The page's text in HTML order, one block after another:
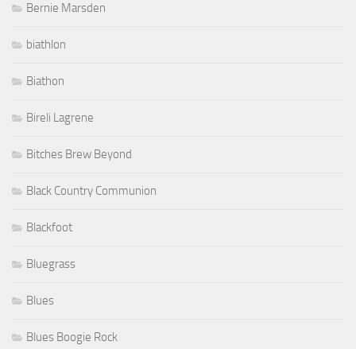
Bernie Marsden
biathlon
Biathon
Bireli Lagrene
Bitches Brew Beyond
Black Country Communion
Blackfoot
Bluegrass
Blues
Blues Boogie Rock